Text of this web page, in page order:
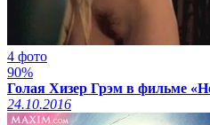
4 фото
90%
Голая Хизер Грэм в фильме
24.10.2016